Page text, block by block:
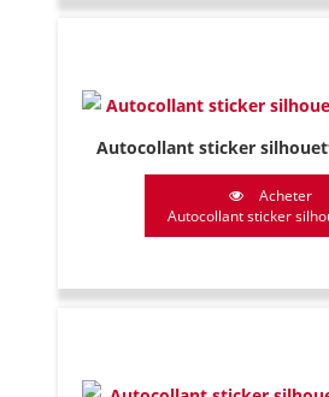
Autocollant sticker
Acheter
Autocollant sticker